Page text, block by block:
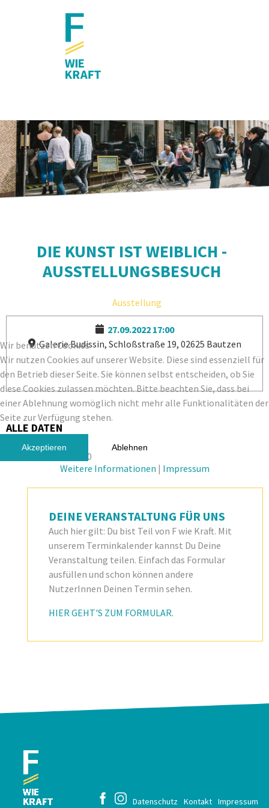
DIE KUNST IST WEIBLICH -
AUSSTELLUNGSBESUCH
Ausstellung
27.09.2022 17:00
Galerie Budissin, Schloßstraße 19, 02625 Bautzen
ALLE DATEN
17:00
DEINE VERANSTALTUNG FÜR UNS
Auch hier gilt: Du bist Teil von F wie Kraft. Mit
unserem Terminkalender kannst Du Deine
Veranstaltung teilen. Einfach das Formular
ausfüllen und schon können andere
NutzerInnen Deinen Termin sehen.
HIER GEHT'S ZUM FORMULAR.
Datenschutz Kontakt Impressum
Wir benutzen Cookies
Wir nutzen Cookies auf unserer Website. Diese sind essenziell für
den Betrieb dieser Seite. Sie können selbst entscheiden, ob Sie
diese Cookies zulassen möchten. Bitte beachten Sie, dass bei
einer Ablehnung womöglich nicht mehr alle Funktionalitäten der
Seite zur Verfügung stehen.
Akzeptieren Ablehnen
Weitere Informationen | Impressum